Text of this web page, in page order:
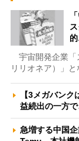
宇宙開発企業「
リリオネア）」
【3メガバン
益続出の一方
急増する中国